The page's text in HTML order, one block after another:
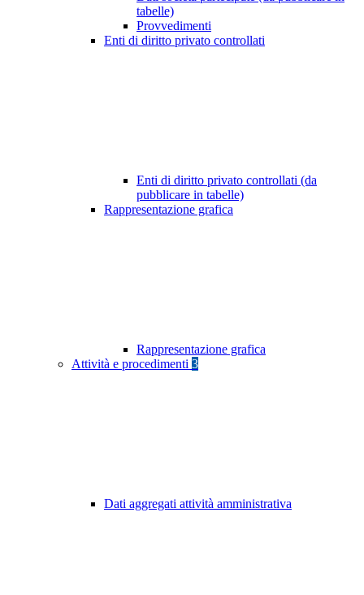
tabelle)
Provvedimenti
Enti di diritto privato controllati
Enti di diritto privato controllati (da
pubblicare in tabelle)
Rappresentazione grafica
Rappresentazione grafica
Attività e procedimenti 3
Dati aggregati attività amministrativa